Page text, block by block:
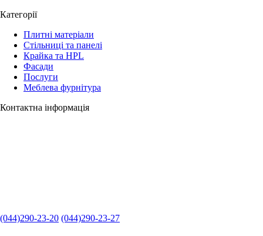
Категорії
Плитні матеріали
Стільниці та панелі
Крайка та HPL
Фасади
Послуги
Меблева фурнітура
Контактна інформація
(044)290-23-20 (044)290-23-27